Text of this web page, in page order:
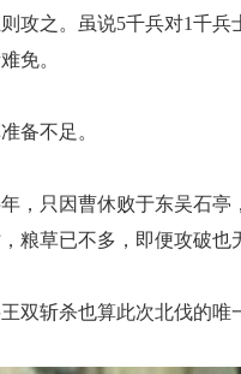
攻之。虽说5千兵对1千
免。
备不足。
，只因曹休败于东吴石
粮草已不多，即便攻破也
双斩杀也算此次北伐的唯